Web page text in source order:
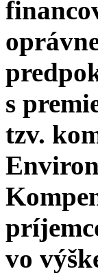
s
tzv.
vo